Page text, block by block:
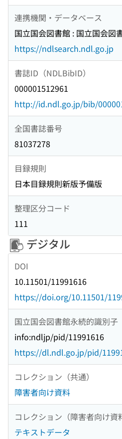
連携機関・データベース
国立国会図書館 : 国立国会図
https://ndlsearch.ndl.go.jp
書誌ID（NDLBibID）
000001512961
http://id.ndl.go.jp/bib/
全国書誌番号
81037278
目録規則
日本目録規則新版予備版
整理区分コード
111
デジタル
DOI
10.11501/11991616
https://doi.org/10.11501/
国立国会図書館永続的識別子
info:ndljp/pid/11991616
https://dl.ndl.go.jp/pid/
コレクション（共通）
障害者向け資料
コレクション（障害者向け資
テキストデータ